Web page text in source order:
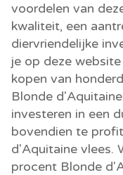
voordelen van
kwaliteit, een
diervriendelijke
je op deze
kopen van
Blonde
investeren in een
bovendien te
d'Aquitaine vlees.
procent Blonde